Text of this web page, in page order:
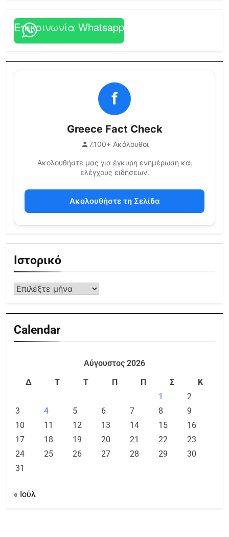
Επικοινωνία Whatsapp
f
Greece Fact Check
7.100+ Ακόλουθοι
Ακολουθήστε μας για έγκυρη ενημέρωση και
ελέγχους ειδήσεων.
Ακολουθήστε τη Σελίδα
Ιστορικό
Calendar
Αύγουστος 2026
Δ
Τ Τ Π Π Σ
Κ
1
2
3
4 5 6 7 8
9
10
11 12 13 14 15
16
17
18 19 20 21 22
23
24
25 26 27 28 29
30
31
« Ιούλ